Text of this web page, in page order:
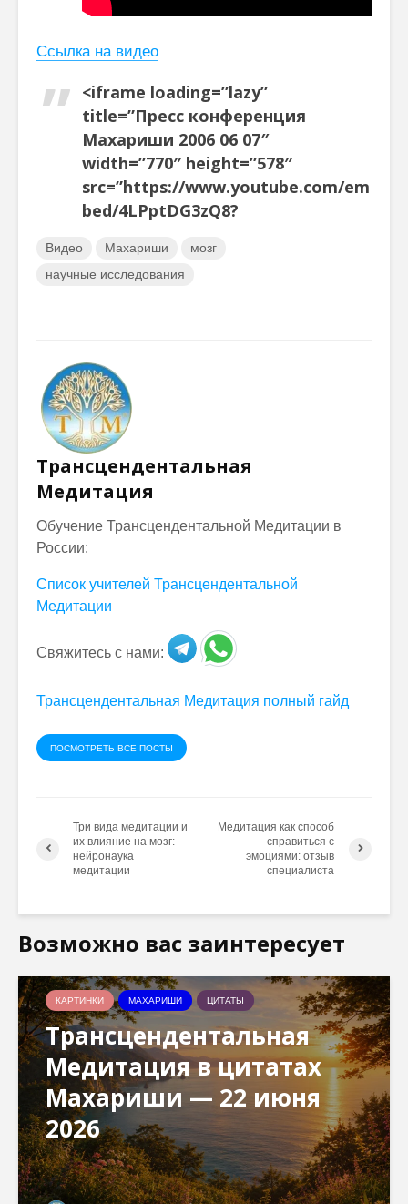
Ссылка на видео
<iframe loading=”lazy”
title=”Пресс конференция
Махариши 2006 06 07″
width=”770″ height=”578″
src=”https://www.youtube.com/em
bed/4LPptDG3zQ8?
Видео Махариши
мозг
научные исследования
Трансцендентальная
Медитация
Обучение Трансцендентальной Медитации в
России:
Список учителей Трансцендентальной
Медитации
Свяжитесь с нами:
Трансцендентальная Медитация полный гайд
ПОСМОТРЕТЬ ВСЕ ПОСТЫ
Три вида медитации и
их влияние на мозг:
нейронаука
медитации
Медитация как способ
справиться с
эмоциями: отзыв
специалиста
Возможно вас заинтересует
КАРТИНКИ МАХАРИШИ ЦИТАТЫ
Трансцендентальная
Медитация в цитатах
Махариши — 22 июня
2026